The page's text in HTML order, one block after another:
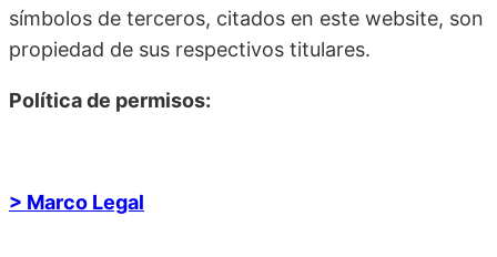
símbolos de terceros, citados en este website, son
propiedad de sus respectivos titulares.
Política de permisos:
> Marco Legal